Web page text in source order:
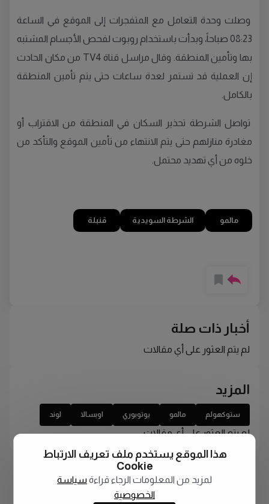
وصلت وحدة التعامل مع المتفجرات إلى الموقع في الساعة
08:23 صباحاً، وبدأت باستخدام روبوت لفحص الأجسام المشتبه
بها وتأمين المنطقة. وقال مراسل قناة TV4 من مكان الحادث
إن العملية قد تستمر لعدة ساعات حتى يتم تأمين المنطقة
بالكامل.
تواصل الشرطة تحذير السكان في المنطقة من الاقتراب أو
مغادرة منازلهم حتى يتم الانتهاء من تأمين الموقع والتأكد من
خلوه من أي تهديد محتمل.
مالمو الشرطة السويدية قنبلة
أخبار ذات صلة
لم يتم العثور على أي مقالات
المزيد
ستوكهولم مالمو يوتوبوري اوبسالا لوند
لم يتم العثور على أي مقالات
هذا الموقع يستخدم ملف تعريف الارتباط
Cookie
لمزيد من المعلومات الرجاء قراءة سياسة
الخصوصية